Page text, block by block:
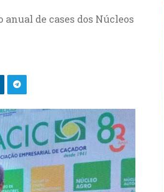
de cases dos Núcleos